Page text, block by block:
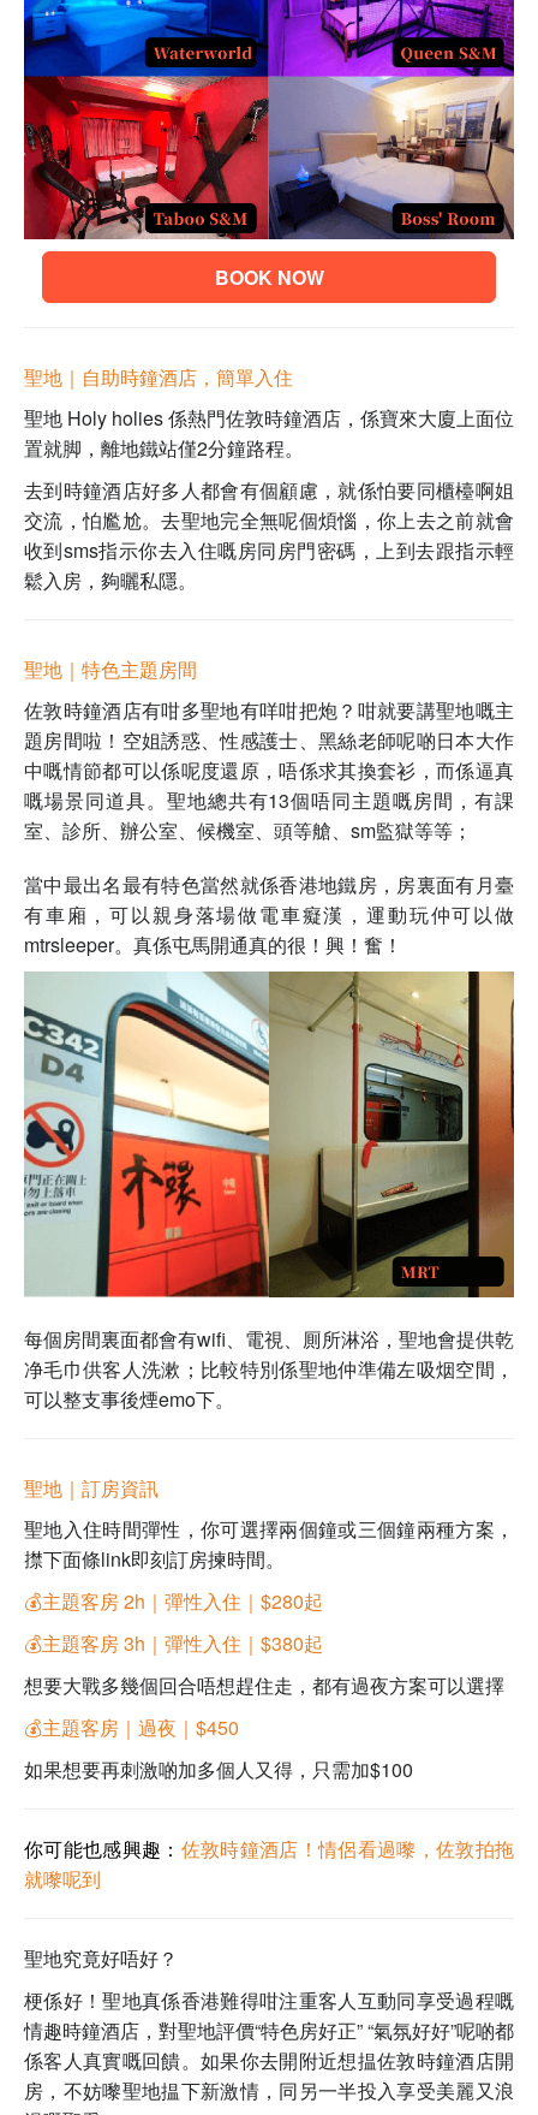
BOOK NOW
聖地｜自助時鐘酒店，簡單入住
聖地 Holy holies 係熱門佐敦時鐘酒店，係寶來大廈上面位
置就脚，離地鐵站僅2分鐘路程。
去到時鐘酒店好多人都會有個顧慮，就係怕要同櫃檯啊姐
交流，怕尷尬。去聖地完全無呢個煩惱，你上去之前就會
收到sms指示你去入住嘅房同房門密碼，上到去跟指示輕
鬆入房，夠曬私隱。
聖地｜特色主題房間
佐敦時鐘酒店有咁多聖地有咩咁把炮？咁就要講聖地嘅主
題房間啦！空姐誘惑、性感護士、黑絲老師呢啲日本大作
中嘅情節都可以係呢度還原，唔係求其換套衫，而係逼真
嘅場景同道具。聖地總共有13個唔同主題嘅房間，有課
室、診所、辦公室、候機室、頭等艙、sm監獄等等；
當中最出名最有特色當然就係香港地鐵房，房裏面有月臺
有車廂，可以親身落場做電車癡漢，運動玩仲可以做
mtrsleeper。真係屯馬開通真的很！興！奮！
每個房間裏面都會有wifi、電視、厠所淋浴，聖地會提供乾
净毛巾供客人洗漱；比較特別係聖地仲準備左吸烟空間，
可以整支事後煙emo下。
聖地｜ 訂房資訊
聖地入住時間彈性，你可選擇兩個鐘或三個鐘兩種方案，
㩒下面條link即刻訂房揀時間。
💰主題客房 2h｜彈性入住｜$280起
💰主題客房 3h｜彈性入住｜$380起
想要大戰多幾個回合唔想趕住走，都有過夜方案可以選擇
💰主題客房｜過夜｜$450
如果想要再刺激啲加多個人又得，只需加$100
你可能也感興趣： 佐敦時鐘酒店！情侶看過嚟，佐敦拍拖
就嚟呢到
聖地究竟好唔好？
梗係好！聖地真係香港難得咁注重客人互動同享受過程嘅
情趣時鐘酒店，對聖地評價“特色房好正” “氣氛好好”呢啲都
係客人真實嘅回饋。 如果你去開附近想揾佐敦時鐘酒店開
房，不妨嚟聖地揾下新激情，同另一半投入享受美麗又浪